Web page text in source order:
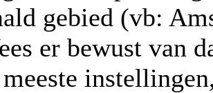
gebied (vb:
er bewust van